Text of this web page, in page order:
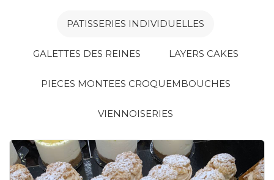
PATISSERIES INDIVIDUELLES
GALETTES DES REINES LAYERS CAKES
PIECES MONTEES CROQUEMBOUCHES
VIENNOISERIES